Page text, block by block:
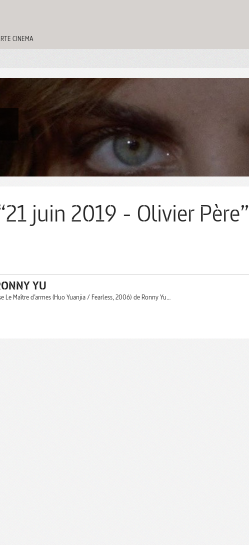
CINEMA
juin 2019 - Olivier Père”
YU
Le Maître d’armes (Huo Yuanjia / Fearless, 2006) de Ronny Yu…